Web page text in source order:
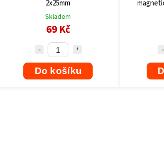
2x25mm
Skladem
69 Kč
Do košíku